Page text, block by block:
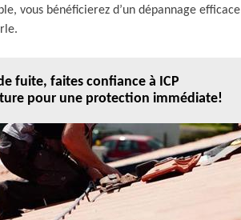
vous bénéficierez d’un dépannage efficace
fuite, faites confiance à ICP
pour une protection immédiate!